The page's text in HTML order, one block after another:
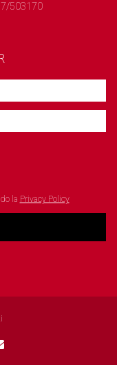
503170
la Privacy Policy